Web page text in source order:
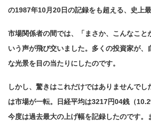
の1987年10月20日の記録をも超える、史上最
市場関係者の間では、「まさか、こんなこ
いう声が飛び交いました。多くの投資家が、
な光景を目の当たりにしたのです。
しかし、驚きはこれだけではありませんでし
は市場が一転。日経平均は3217円04銭（
今度は過去最大の上げ幅を記録したのです。